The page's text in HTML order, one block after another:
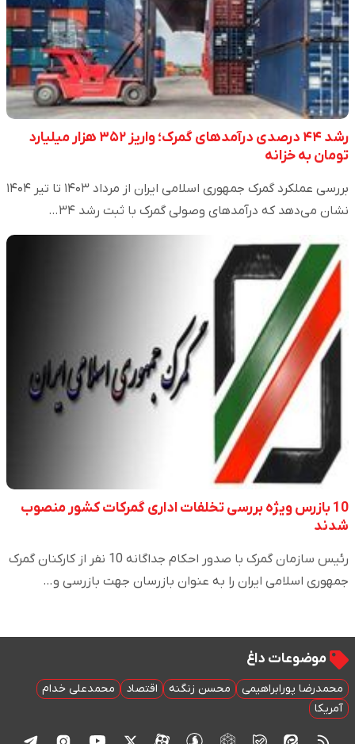
رشد ۴۴ درصدی درآمدهای گمرک؛ واریز ۳۵۲ هزار میلیارد
تومان به خزانه
بررسی عملکرد گمرک جمهوری اسلامی ایران از مرداد ۱۴۰۳ تا تیر ۱۴۰۴
نشان می‌دهد که درآمدهای وصولی گمرک با ثبت رشد ۳۴…
10 بازرس ویژه بررسی تخلفات اداری گمرکات کشور منصوب
شدند
رئیس سازمان گمرک با صدور احکام جداگانه 10 نفر از کارکنان گمرک
جمهوری اسلامی ایران را به عنوان بازرسان جهت بازرسی و…
موضوعات داغ
محمدرضا پورابراهیمی محسن زنگنه اقتصاد
محمدعلی خدام
آمریکا